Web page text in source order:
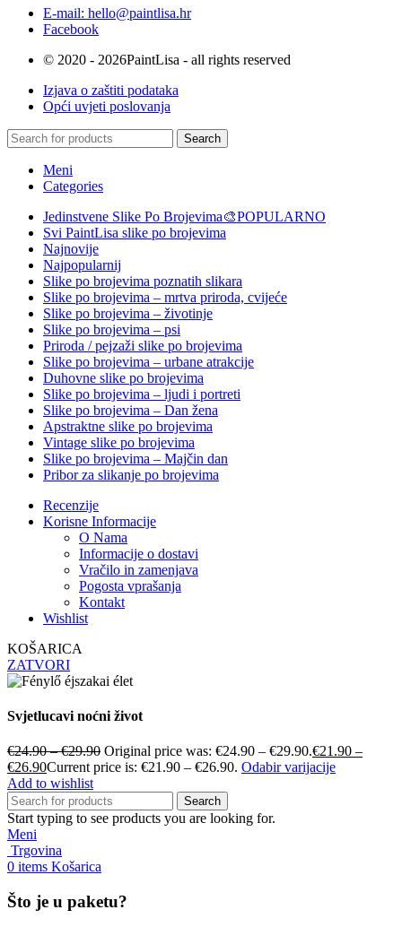
E-mail: hello@paintlisa.hr
Facebook
© 2020 - 2026PaintLisa - all rights reserved
Izjava o zaštiti podataka
Opći uvjeti poslovanja
Search
Meni
Categories
Jedinstvene Slike Po Brojevima🎨POPULARNO
Svi PaintLisa slike po brojevima
Najnovije
Najpopularnij
Slike po brojevima poznatih slikara
Slike po brojevima – mrtva priroda, cvijeće
Slike po brojevima – životinje
Slike po brojevima – psi
Priroda / pejzaži slike po brojevima
Slike po brojevima – urbane atrakcije
Duhovne slike po brojevima
Slike po brojevima – ljudi i portreti
Slike po brojevima – Dan žena
Apstraktne slike po brojevima
Vintage slike po brojevima
Slike po brojevima – Majčin dan
Pribor za slikanje po brojevima
Recenzije
Korisne Informacije
O Nama
Informacije o dostavi
Vračilo in zamenjava
Pogosta vprašanja
Kontakt
Wishlist
KOŠARICA
ZATVORI
Svjetlucavi noćni život
€24.90–€29.90 Original price was: €24.90 – €29.90.€21.90 –
€26.90Current price is: €21.90 – €26.90. Odabir varijacije
Add to wishlist
Search
Start typing to see products you are looking for.
Meni
Trgovina
0 items Košarica
Što je u paketu?